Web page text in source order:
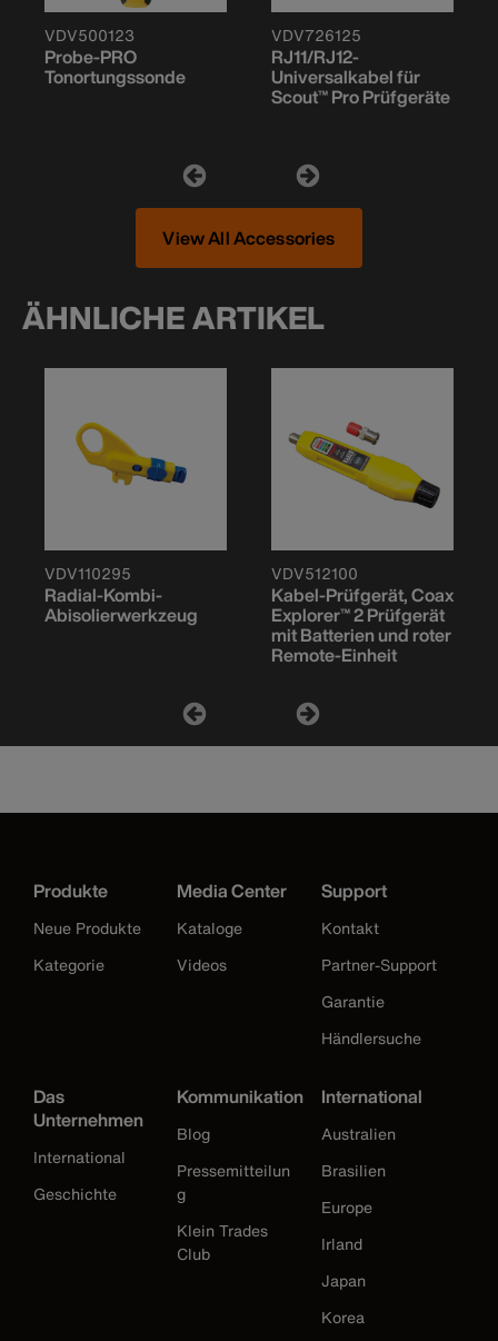
VDV500123
Probe-PRO
Tonortungssonde
VDV726125
RJ11/RJ12-
Universalkabel für
Scout™ Pro Prüfgeräte
View All Accessories
ÄHNLICHE ARTIKEL
VDV110295
Radial-Kombi-
Abisolierwerkzeug
VDV512100
Kabel-Prüfgerät, Coax
Explorer™ 2 Prüfgerät
mit Batterien und roter
Remote-Einheit
Produkte
Neue Produkte
Kategorie
Media Center
Kataloge
Videos
Support
Kontakt
Partner-Support
Garantie
Händlersuche
Das
Unternehmen
International
Geschichte
Kommunikation
Blog
Pressemitteilun
g
Klein Trades
Club
International
Australien
Brasilien
Europe
Irland
Japan
Korea